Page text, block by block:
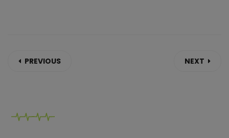
PREVIOUS NEXT